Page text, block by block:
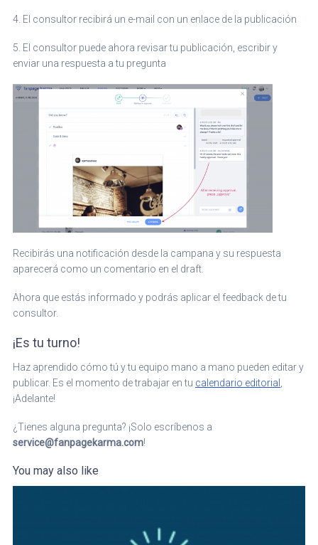
4. El consultor recibirá un e-mail con un enlace de la publicación
5. El consultor puede ahora revisar tu publicación, escribir y
enviar una respuesta a tu pregunta
Recibirás una notificación desde la campana y su respuesta
aparecerá como un comentario en el draft.
Ahora que estás informado y podrás aplicar el feedback de tu
consultor.
¡Es tu turno!
Haz aprendido cómo tú y tu equipo mano a mano pueden editar y
publicar. Es el momento de trabajar en tu calendario editorial
¡Adelante!
¿Tienes alguna pregunta? ¡Solo escríbenos a
service@fanpagekarma.com!
You may also like